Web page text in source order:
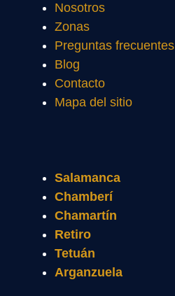
Nosotros
Zonas
Preguntas frecuentes
Blog
Contacto
Mapa del sitio
Salamanca
Chamberí
Chamartín
Retiro
Tetuán
Arganzuela